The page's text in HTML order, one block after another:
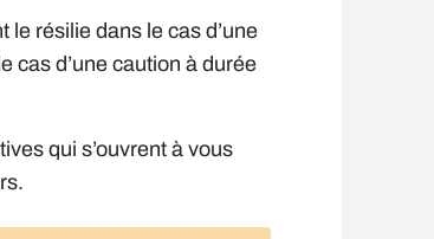
le résilie dans le cas d’une
cas d’une caution à durée
qui s’ouvrent à vous